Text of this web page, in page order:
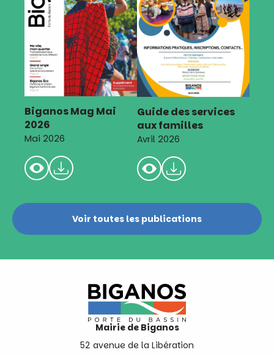
Biganos Mag Mai
2026
Mai 2026
Guide des services
aux familles
Avril 2026
Voir toutes les publications
Mairie de Biganos
52 avenue de la Libération